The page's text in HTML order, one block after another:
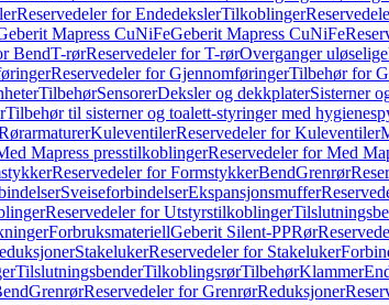
Reservedeler for EndedekslerTilkoblinger
Mapress CuNiFeGeberit Mapress CuNiFe
BendT-rørReservedeler for T-rørOverganger uløselige
Reservedeler for GjennomføringerTilbehør for
TilbehørSensorerDeksler og dekkplaterSisterner
Tilbehør til sisterner og toalett-styringer med
KuleventilerReservedeler for Kuleventiler
Mapress presstilkoblingerReservedeler for Med
Reservedeler for FormstykkerBendGrenrør
SveiseforbindelserEkspansjonsmuffer
Reservedeler for Utstyrstilkoblinger
ForbruksmateriellGeberit Silent-PPRør
StakelukerReservedeler for Stakeluker
TilslutningsbenderTilkoblingsrørTilbehørKlammer
GrenrørReservedeler for GrenrørReduksjoner